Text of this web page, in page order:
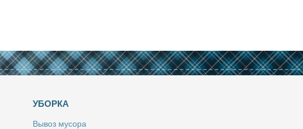
УБОРКА
Вы­воз му­со­ра